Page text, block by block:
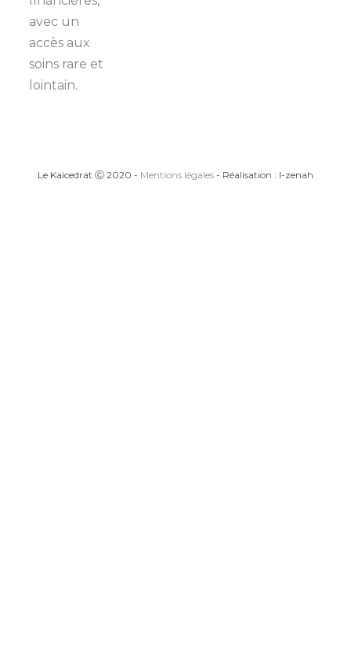
avec un
accès aux
soins rare et
lointain.
Le Kaïcedrat Ⓒ 2020 - Mentions légales - Réalisation : I-zenah